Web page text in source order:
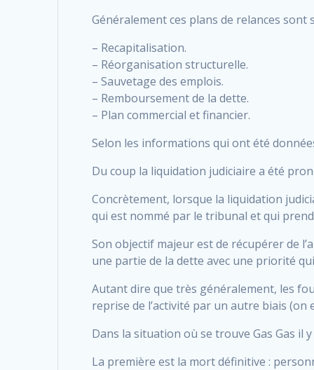
Généralement ces plans de relances
– Recapitalisation.
– Réorganisation structurelle.
– Sauvetage des emplois.
– Remboursement de la dette.
– Plan commercial et financier.
Selon les informations qui ont été
Du coup la liquidation judiciaire a été
Concrètement, lorsque la liquidation
qui est nommé par le tribunal et qui
Son objectif majeur est de récupérer de
une partie de la dette avec une priorité
Autant dire que très généralement, les
reprise de l’activité par un autre biais
Dans la situation où se trouve Gas Gas il
La première est la mort définitive :